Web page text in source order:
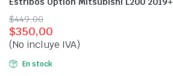
$449,00
Original
price
was:
$449,00.
$350,00
Current
price
is:
$350,00.
(No incluye IVA)
En stock